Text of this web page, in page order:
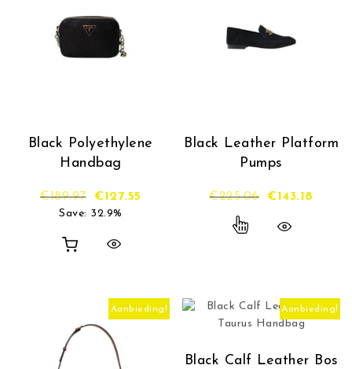
Black Polyethylene
Handbag
€189.97 Oorspronkelijke prijs was: €189.97.
€127.55 Huidige prijs is: €127.55.
Save: 32.9%
Black Leather Platform
Pumps
€225.06 €143.18
Dit product
Aanbieding! Aanbieding!
Black Calf Leather Bos